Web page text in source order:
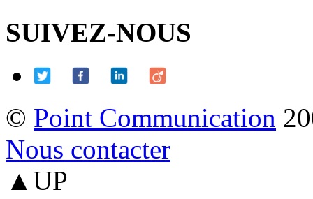
SUIVEZ-NOUS
© Point Communication
Nous contacter
▲UP